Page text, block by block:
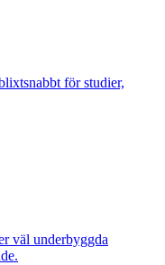
för studier,
väl underbyggda